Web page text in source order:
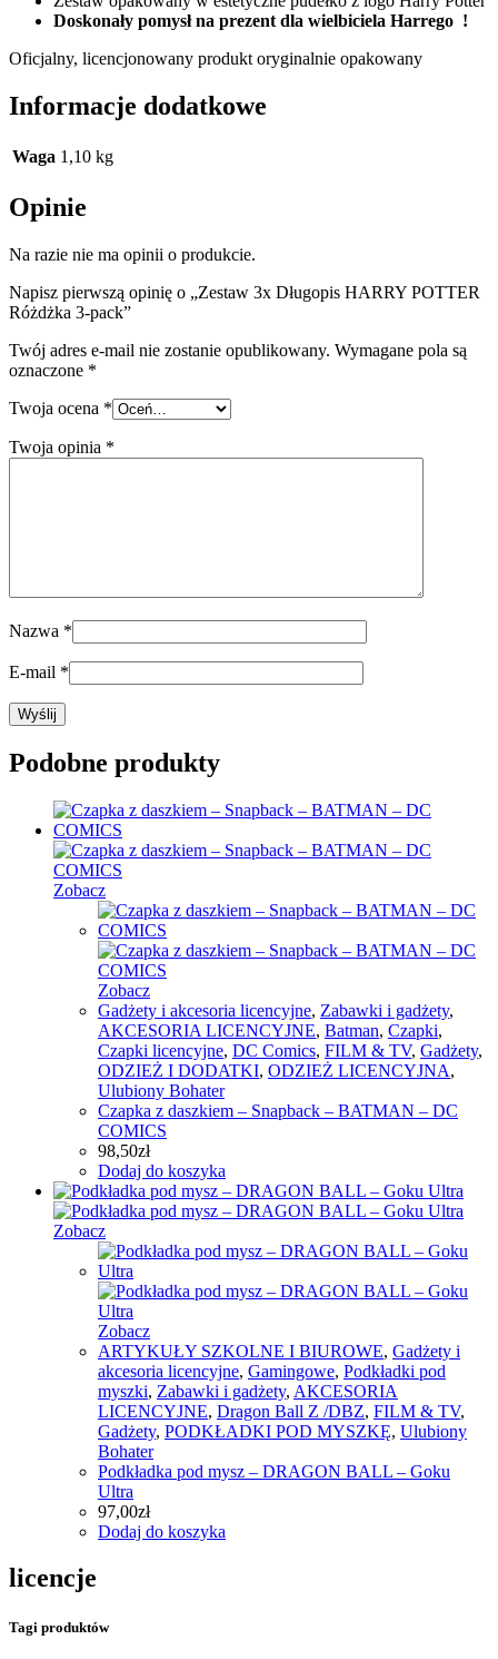
Doskonały pomysł na prezent dla wielbiciela Harrego !
Oficjalny, licencjonowany produkt oryginalnie opakowany
Informacje dodatkowe
Waga 1,10 kg
Opinie
Na razie nie ma opinii o produkcie.
Napisz pierwszą opinię o „Zestaw 3x Długopis HARRY POTTER
Różdżka 3-pack”
Twój adres e-mail nie zostanie opublikowany. Wymagane pola są
oznaczone *
Twoja ocena *
Twoja opinia *
Nazwa *
E-mail *
Podobne produkty
Zobacz
Zobacz
Gadżety i akcesoria licencyjne, Zabawki i gadżety,
AKCESORIA LICENCYJNE, Batman, Czapki,
Czapki licencyjne, DC Comics, FILM & TV, Gadżety,
ODZIEŻ I DODATKI, ODZIEŻ LICENCYJNA,
Ulubiony Bohater
Czapka z daszkiem – Snapback – BATMAN – DC
COMICS
98,50zł
Dodaj do koszyka
Zobacz
Zobacz
ARTYKUŁY SZKOLNE I BIUROWE, Gadżety i
akcesoria licencyjne, Gamingowe, Podkładki pod
myszki, Zabawki i gadżety, AKCESORIA
LICENCYJNE, Dragon Ball Z /DBZ, FILM & TV,
Gadżety, PODKŁADKI POD MYSZKĘ, Ulubiony
Bohater
Podkładka pod mysz – DRAGON BALL – Goku
Ultra
97,00zł
Dodaj do koszyka
licencje
Tagi produktów